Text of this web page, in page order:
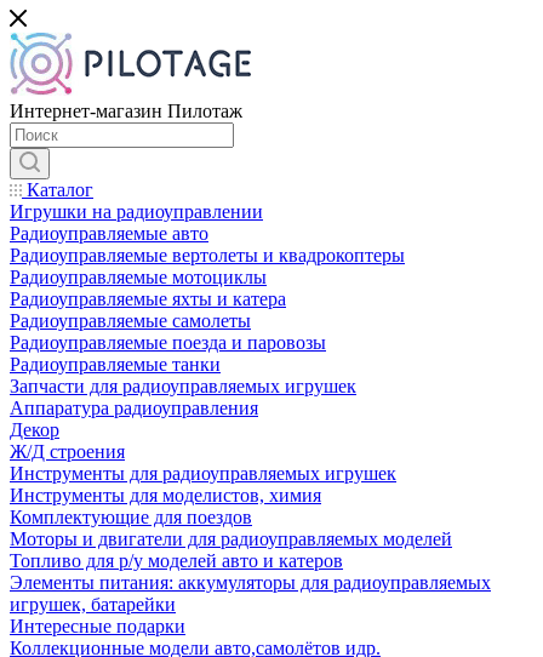
Интернет-магазин Пилотаж
Каталог
Игрушки на радиоуправлении
Радиоуправляемые авто
Радиоуправляемые вертолеты и квадрокоптеры
Радиоуправляемые мотоциклы
Радиоуправляемые яхты и катера
Радиоуправляемые самолеты
Радиоуправляемые поезда и паровозы
Радиоуправляемые танки
Запчасти для радиоуправляемых игрушек
Аппаратура радиоуправления
Декор
Ж/Д строения
Инструменты для радиоуправляемых игрушек
Инструменты для моделистов, химия
Комплектующие для поездов
Моторы и двигатели для радиоуправляемых моделей
Топливо для р/у моделей авто и катеров
Элементы питания: аккумуляторы для радиоуправляемых
игрушек, батарейки
Интересные подарки
Коллекционные модели авто,самолётов идр.